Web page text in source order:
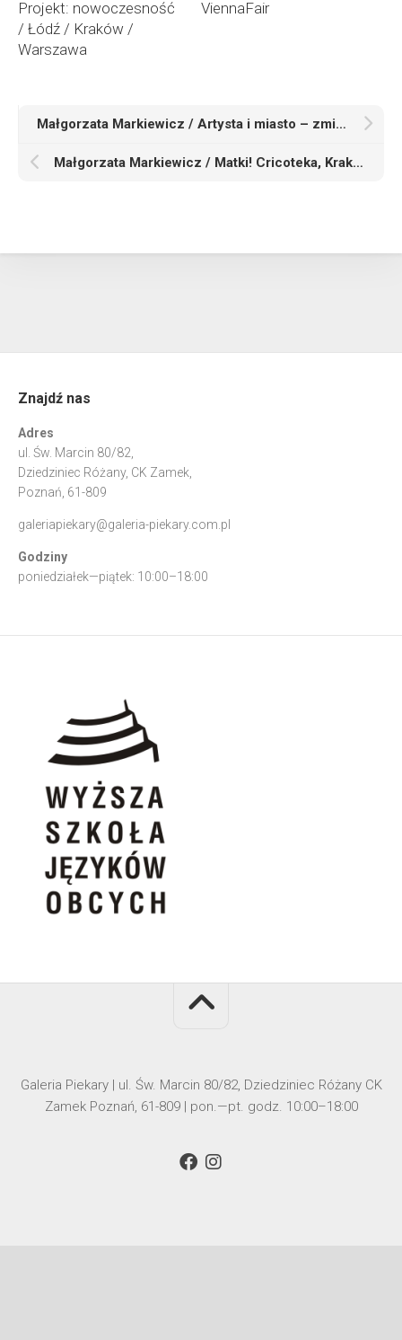
Projekt: nowoczesność
/ Łódź / Kraków /
Warszawa
ViennaFair
Małgorzata Markiewicz / Artysta i miasto – zmiany urbanistyczne. Lipsk / wystawa zbiorowa
Małgorzata Markiewicz / Matki! Cricoteka, Kraków / wystawa zbiorowa
Znajdź nas
Adres
ul. Św. Marcin 80/82,
Dziedziniec Różany, CK Zamek,
Poznań, 61-809
galeriapiekary@galeria-piekary.com.pl
Godziny
poniedziałek—piątek: 10:00–18:00
Galeria Piekary | ul. Św. Marcin 80/82, Dziedziniec Różany CK
Zamek Poznań, 61-809 | pon.—pt. godz. 10:00–18:00